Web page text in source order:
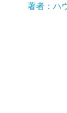
著者：ハ